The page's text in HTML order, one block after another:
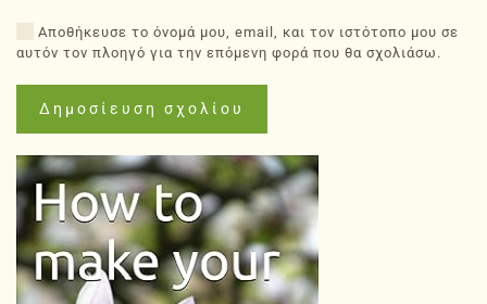
Αποθήκευσε το όνομά μου, email, και τον ιστότοπο μου σε
αυτόν τον πλοηγό για την επόμενη φορά που θα σχολιάσω.
Δημοσίευση σχολίου